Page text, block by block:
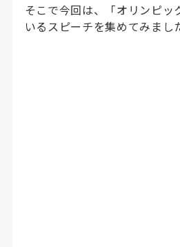
そこで今回は、「オリンピッ
いるスピーチを集めてみまし